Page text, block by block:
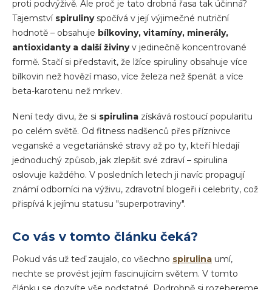
proti podvýživě. Ale proč je tato drobná řasa tak účinná?
Tajemství spirulinyspočívá v její výjimečné nutriční
hodnotě – obsahuje bílkoviny, vitamíny, minerály,
antioxidanty a další živinyv jedinečně koncentrované
formě. Stačí si představit, že lžíce spiruliny obsahuje více
bílkovin než hovězí maso, více železa než špenát a více
beta-karotenu než mrkev.
Není tedy divu, že si spirulina získává rostoucí popularitu
po celém světě. Od fitness nadšenců přes příznivce
veganské a vegetariánské stravy až po ty, kteří hledají
jednoduchý způsob, jak zlepšit své zdraví – spirulina
oslovuje každého. V posledních letech ji navíc propagují
známí odborníci na výživu, zdravotní blogeři i celebrity, což
přispívá k jejímu statusu "superpotraviny".
Co vás v tomto článku čeká?
Pokud vás už teď zaujalo, co všechno spirulina umí,
nechte se provést jejím fascinujícím světem. V tomto